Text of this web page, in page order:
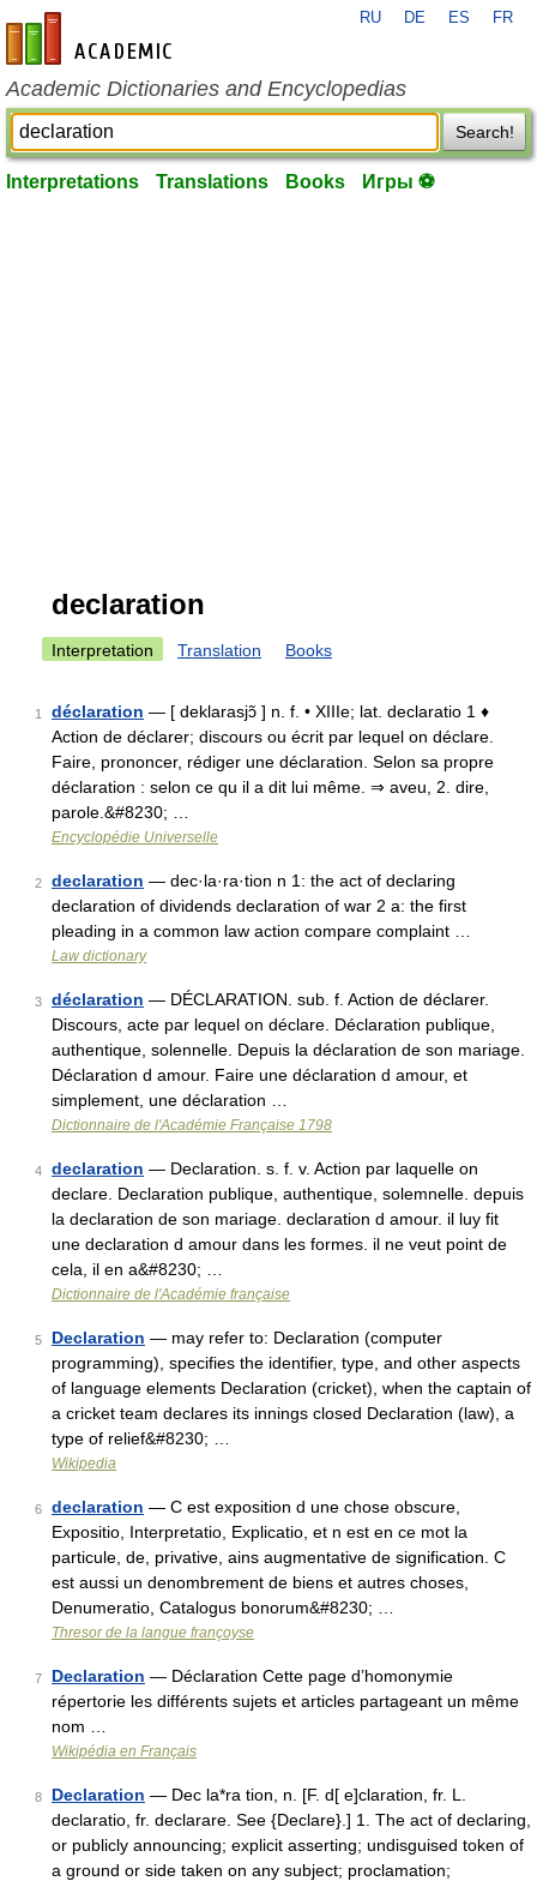
en-academic.com
RU DE ES FR
Academic Dictionaries and Encyclopedias
Search!
Interpretations Translations Books Игры ⚽
declaration
Interpretation Translation Books
1 déclaration — [ deklarasjɔ̃ ] n. f. • XIIIe; lat. declaratio 1 ♦
Action de déclarer; discours ou écrit par lequel on déclare.
Faire, prononcer, rédiger une déclaration. Selon sa propre
déclaration : selon ce qu il a dit lui même. ⇒ aveu, 2. dire,
parole.&#8230; …
Encyclopédie Universelle
2 declaration — dec·la·ra·tion n 1: the act of declaring
declaration of dividends declaration of war 2 a: the first
pleading in a common law action compare complaint …
Law dictionary
3 déclaration — DÉCLARATION. sub. f. Action de déclarer.
Discours, acte par lequel on déclare. Déclaration publique,
authentique, solennelle. Depuis la déclaration de son mariage.
Déclaration d amour. Faire une déclaration d amour, et
simplement, une déclaration …
Dictionnaire de l'Académie Française 1798
4 declaration — Declaration. s. f. v. Action par laquelle on
declare. Declaration publique, authentique, solemnelle. depuis
la declaration de son mariage. declaration d amour. il luy fit
une declaration d amour dans les formes. il ne veut point de
cela, il en a&#8230; …
Dictionnaire de l'Académie française
5 Declaration — may refer to: Declaration (computer
programming), specifies the identifier, type, and other aspects
of language elements Declaration (cricket), when the captain of
a cricket team declares its innings closed Declaration (law), a
type of relief&#8230; …
Wikipedia
6 declaration — C est exposition d une chose obscure,
Expositio, Interpretatio, Explicatio, et n est en ce mot la
particule, de, privative, ains augmentative de signification. C
est aussi un denombrement de biens et autres choses,
Denumeratio, Catalogus bonorum&#8230; …
Thresor de la langue françoyse
7 Declaration — Déclaration Cette page d’homonymie
répertorie les différents sujets et articles partageant un même
nom …
Wikipédia en Français
8 Declaration — Dec la*ra tion, n. [F. d[ e]claration, fr. L.
declaratio, fr. declarare. See {Declare}.] 1. The act of declaring,
or publicly announcing; explicit asserting; undisguised token of
a ground or side taken on any subject; proclamation;